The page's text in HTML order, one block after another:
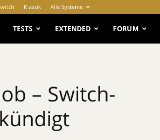
Klassik Alle Systeme
TESTS EXTENDED FORUM
– Switch-